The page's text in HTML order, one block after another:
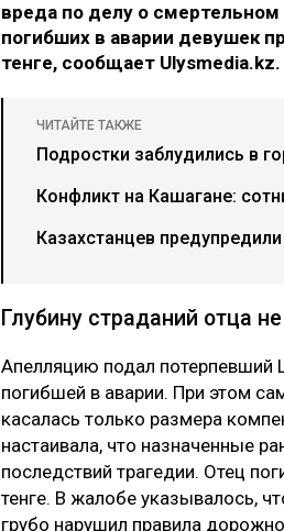
вреда по делу о
погибших в аварии девушек
тенге, сообщает Ulysmedia.kz.
ЧИТАЙТЕ ТАКЖЕ
Подростки заблудились в
Конфликт на Кашагане:
Казахстанцев
Глубину страданий отца
Апелляцию подал
погибшей в аварии. При этом
касалась только размера
настаивала, что назначенные
последствий трагедии. Отец
тенге. В жалобе указывалось,
грубо нарушил правила